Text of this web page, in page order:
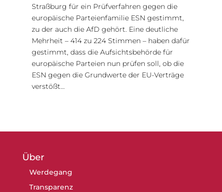
Straßburg für ein Prüfverfahren gegen die
europäische Parteienfamilie ESN gestimmt,
zu der auch die AfD gehört. Eine deutliche
Mehrheit – 414 zu 224 Stimmen – haben dafür
gestimmt, dass die Aufsichtsbehörde für
europäische Parteien nun prüfen soll, ob die
ESN gegen die Grundwerte der EU-Verträge
verstößt…
Über
Werdegang
Transparenz